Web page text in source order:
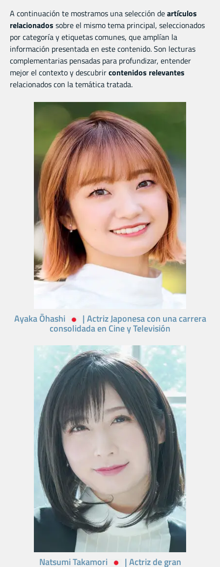
A continuación te mostramos una selección deartículos
relacionados sobre el mismo tema principal, seleccionados
por categoría y etiquetas comunes, que amplían la
información presentada en este contenido. Son lecturas
complementarias pensadas para profundizar, entender
mejor el contexto y descubrircontenidos relevantes
relacionados con la temática tratada.
Ayaka Ōhashi | Actriz Japonesa con una carrera
consolidada en Cine y Televisión
Natsumi Takamori | Actriz de gran